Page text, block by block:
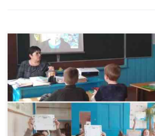
15 апреля 2021 года в региональном
профилактике детского дорожно-
травматизма прошло дистанционное
Сосновского района в рамках проекта
безопасности». […]